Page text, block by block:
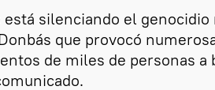
está silenciando el
que provocó
de miles de personas a